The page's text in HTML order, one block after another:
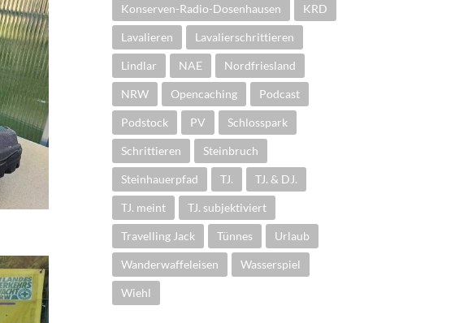
Konserven-Radio-Dosenhausen KRD
Lavalieren Lavalierschrittieren
Lindlar NAE Nordfriesland
NRW Opencaching Podcast
Podstock PV Schlosspark
Schrittieren Steinbruch
Steinhauerpfad TJ. TJ. & DJ.
TJ. meint TJ. subjektiviert
Travelling Jack Tünnes Urlaub
Wanderwaffeleisen Wasserspiel
Wiehl